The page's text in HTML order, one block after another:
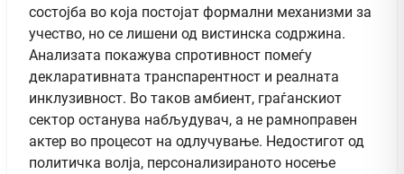
состојба во која постојат формални механизми за
учество, но се лишени од вистинска содржина.
Анализата покажува спротивност помеѓу
декларативната транспарентност и реалната
инклузивност. Во таков амбиент, граѓанскиот
сектор останува набљудувач, а не рамноправен
актер во процесот на одлучување. Недостигот од
политичка волја, персонализираното носење